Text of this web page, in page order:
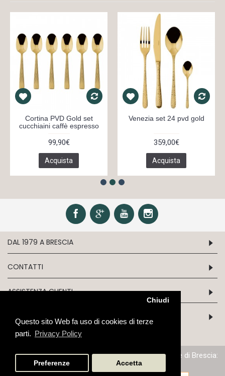
Questo sito Web fa uso di cookies di terze
parti. Privacy Policy
Chiudi
Preferenze Accetta
Cortina PVD Gold set
cucchiaini caffè espresso
99,90€
Acquista
Venezia set 24 pvd gold
359,00€
Acquista
DAL 1979 A BRESCIA
CONTATTI
ASSISTENZA CLIENTI
INFORMATION
P.IVA/C.F. 03243970179 - N.iscrizione al Reg. Imprese di Brescia:
03243970179 - Cap. Soc: Euro 51.645,68